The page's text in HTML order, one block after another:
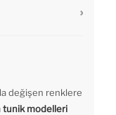
değişen renklere
tunik modelleri